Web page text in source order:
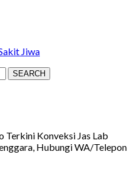
Jiwa
SEARCH
Terkini Konveksi Jas Lab
Hubungi WA/Telepon